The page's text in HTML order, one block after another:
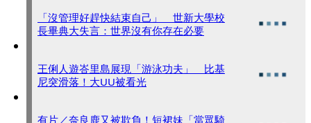
「沒管理好趕快結束自己」 世新大學校
長畢典大失言：世界沒有你存在必要
王俐人遊峇里島展現「游泳功夫」 比基
尼突滑落！大UU被看光
有片／奈良鹿又被欺負！短裙妹「當眾騎